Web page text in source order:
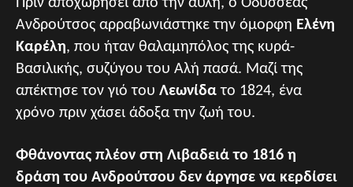
Πριν αποχωρήσει από την αυλή, ο Οδυσσέας
Ανδρούτσος αρραβωνιάστηκε την όμορφη Ελένη
Καρέλη, που ήταν θαλαμηπόλος της κυρά-
Βασιλικής, συζύγου του Αλή πασά. Μαζί της
απέκτησε τον γιό του Λεωνίδα το 1824, ένα
χρόνο πριν χάσει άδοξα την ζωή του.
Φθάνοντας πλέον στη Λιβαδειά το 1816 η
δράση του Ανδρούτσου δεν άργησε να κερδίσει